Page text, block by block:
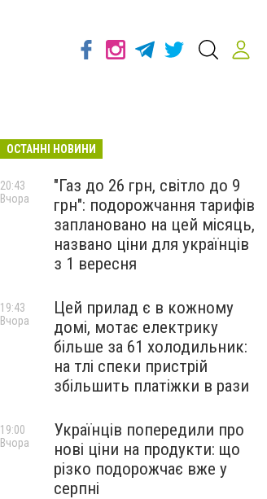
ОСТАННІ НОВИНИ
"Газ до 26 грн, світло до 9
грн": подорожчання тарифів
заплановано на цей місяць,
названо ціни для українців
з 1 вересня
20:43
Вчора
Цей прилад є в кожному
домі, мотає електрику
більше за 61 холодильник:
на тлі спеки пристрій
збільшить платіжки в рази
19:43
Вчора
Українців попередили про
нові ціни на продукти: що
різко подорожчає вже у
серпні
19:00
Вчора